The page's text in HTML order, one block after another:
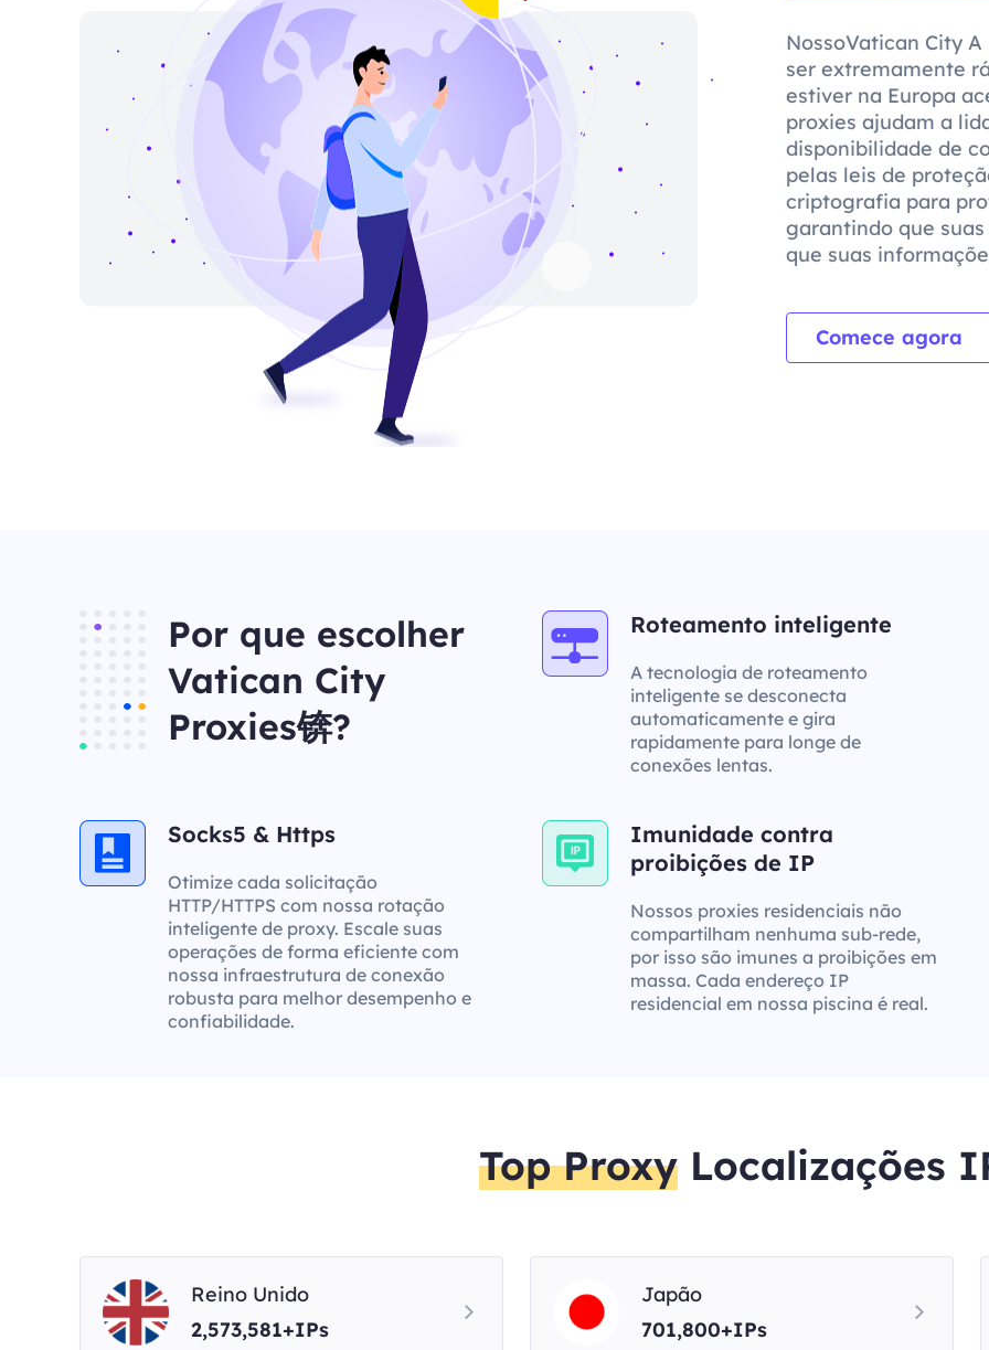
NossoVatican City
ser extremamente
estiver na Europa
proxies ajudam a
disponibilidade de
pelas leis de
criptografia para
garantindo que
que suas
Comece agora
Por que escolher
Vatican City
Proxies锛?
Roteamento inteligente
A tecnologia de roteamento
inteligente se desconecta
automaticamente e gira
rapidamente para longe de
conexões lentas.
Socks5 & Https
Otimize cada solicitação
HTTP/HTTPS com nossa rotação
inteligente de proxy. Escale suas
operações de forma eficiente com
nossa infraestrutura de conexão
robusta para melhor desempenho e
confiabilidade.
Imunidade contra
proibições de IP
Nossos proxies residenciais não
compartilham nenhuma sub-rede,
por isso são imunes a proibições em
massa. Cada endereço IP
residencial em nossa piscina é real.
Top ProxyLocalizações
Reino Unido
2,573,581+IPs
Japão
701,800+IPs